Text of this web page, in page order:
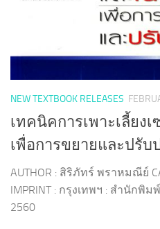
NEW TEXTBOOK RELEASES
เทคนิคการเพาะเลี้ยง
เพื่อการขยายและปรับ
AUTHOR : สิริภัทร์ พราหมณีย์
IMPRINT : กรุงเทพฯ : สำนักพิ
2560